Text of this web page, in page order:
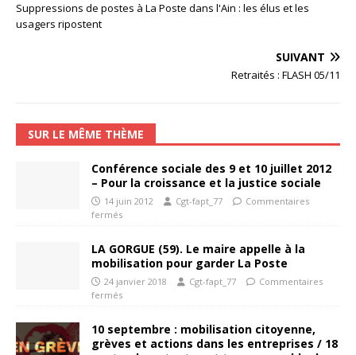
Suppressions de postes à La Poste dans l'Ain : les élus et les
usagers ripostent
SUIVANT
Retraités : FLASH 05/11
SUR LE MÊME THÈME
Conférence sociale des 9 et 10 juillet 2012
– Pour la croissance et la justice sociale
14 juin 2012 Cgt-fapt_77
Commentaires
fermés
LA GORGUE (59). Le maire appelle à la
mobilisation pour garder La Poste
24 janvier 2018 Cgt-fapt_77
Commentaires
fermés
10 septembre : mobilisation citoyenne,
grèves et actions dans les entreprises / 18